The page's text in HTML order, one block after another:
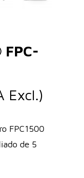
Excl.)
FPC1500
de 5